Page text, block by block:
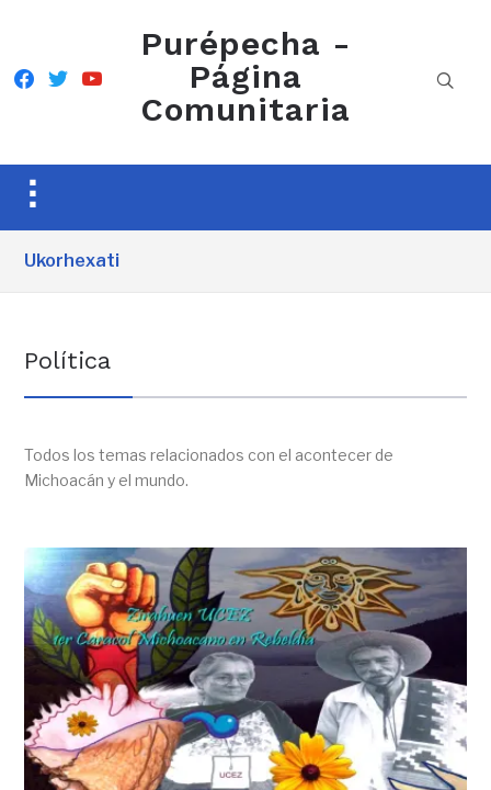
facebook
twitteryoutube
Purépecha -
Página
Comunitaria
Toggle
&
Ukorhexati
Política
Todos los temas relacionados con el acontecer de
Michoacán y el mundo.